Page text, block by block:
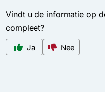
Vindt u de informatie op
compleet?
Ja Nee